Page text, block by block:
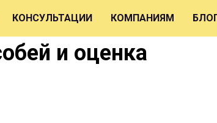
КОНСУЛЬТАЦИИ КОМПАНИЯМ
и оценка